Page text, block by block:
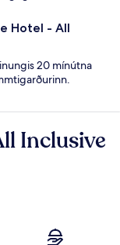
Hotel - All
20 mínútna
Inclusive